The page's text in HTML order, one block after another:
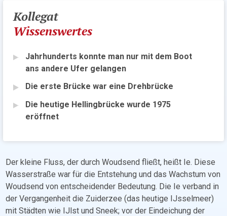
Kollegat
Wissenswertes
Jahrhunderts konnte man nur mit dem Boot
ans andere Ufer gelangen
Die erste Brücke war eine Drehbrücke
Die heutige Hellingbrücke wurde 1975
eröffnet
Der kleine Fluss, der durch Woudsend fließt, heißt Ie. Diese
Wasserstraße war für die Entstehung und das Wachstum von
Woudsend von entscheidender Bedeutung. Die Ie verband in
der Vergangenheit die Zuiderzee (das heutige IJsselmeer)
mit Städten wie IJlst und Sneek; vor der Eindeichung der